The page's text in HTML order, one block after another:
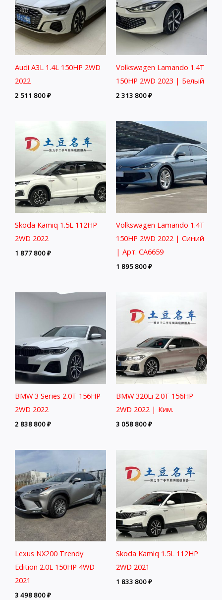
Audi A3L 1.4L 150HP 2WD
2022
2 511 800₽
Volkswagen Lamando 1.4T
150HP 2WD 2023 | Белый
2 313 800₽
Skoda Kamiq 1.5L 112HP
2WD 2022
1 877 800₽
Volkswagen Lamando 1.4T
150HP 2WD 2022 | Синий
| Арт. CA6659
1 895 800₽
BMW 3 Series 2.0T 156HP
2WD 2022
2 838 800₽
BMW 320Li 2.0T 156HP
2WD 2022 | Ким.
3 058 800₽
Lexus NX200 Trendy
Edition 2.0L 150HP 4WD
2021
3 498 800₽
Skoda Kamiq 1.5L 112HP
2WD 2021
1 833 800₽